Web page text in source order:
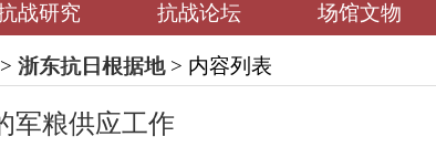
战研究 抗战论坛 场馆文物
> 浙东抗日根据地> 内容列表
军粮供应工作